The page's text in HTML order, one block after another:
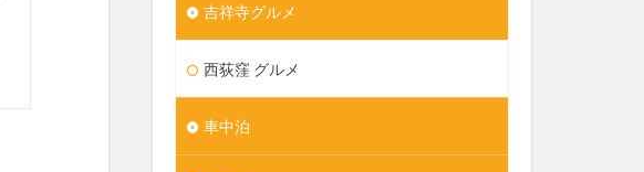
吉祥寺グルメ
西荻窪 グルメ
車中泊